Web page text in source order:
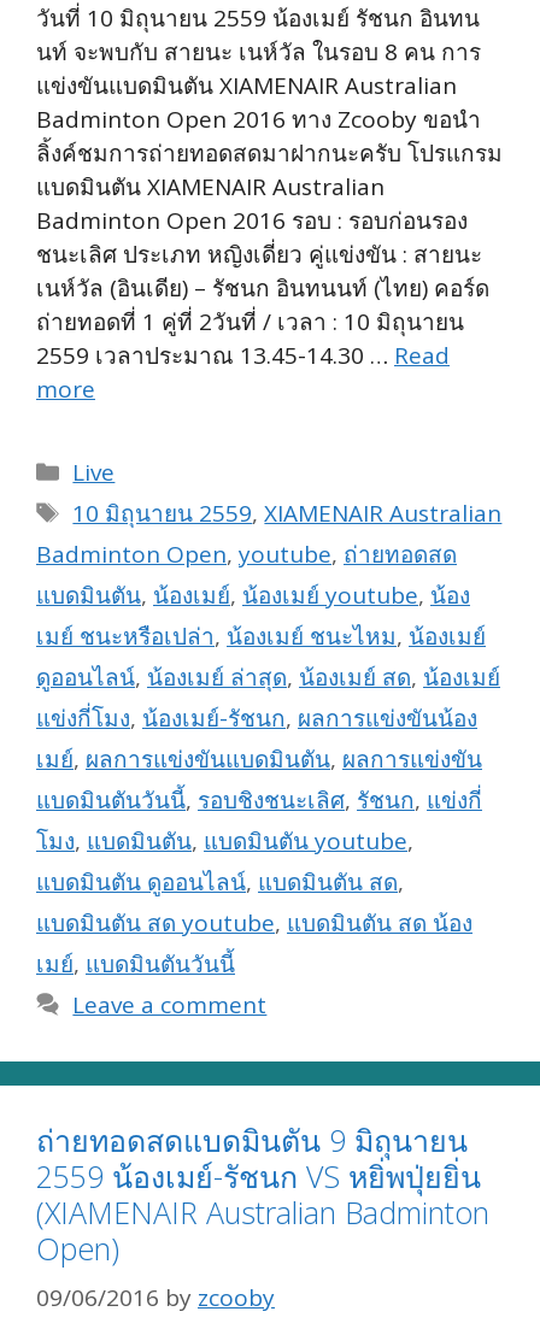
วันที่ 10 มิถุนายน 2559 น้องเมย์ รัชนก อินทน
นท์ จะพบกับ สายนะ เนห์วัล ในรอบ 8 คน การ
แข่งขันแบดมินตัน XIAMENAIR Australian
Badminton Open 2016 ทาง Zcooby ขอนำ
ลิ้งค์ชมการถ่ายทอดสดมาฝากนะครับ โปรแกรม
แบดมินตัน XIAMENAIR Australian
Badminton Open 2016 รอบ : รอบก่อนรอง
ชนะเลิศ ประเภท หญิงเดี่ยว คู่แข่งขัน : สายนะ
เนห์วัล (อินเดีย) – รัชนก อินทนนท์ (ไทย) คอร์ด
ถ่ายทอดที่ 1 คู่ที่ 2วันที่ / เวลา : 10 มิถุนายน
2559 เวลาประมาณ 13.45-14.30 … Read
more
Categories
Live
Tags
10 มิถุนายน 2559,XIAMENAIR Australian
Badminton Open, youtube, ถ่ายทอดสด
แบดมินตัน, น้องเมย์, น้องเมย์ youtube, น้อง
เมย์ ชนะหรือเปล่า, น้องเมย์ ชนะไหม, น้องเมย์
ดูออนไลน์, น้องเมย์ ล่าสุด, น้องเมย์ สด, น้องเมย์
แข่งกี่โมง, น้องเมย์-รัชนก, ผลการแข่งขันน้อง
เมย์, ผลการแข่งขันแบดมินตัน, ผลการแข่งขัน
แบดมินตันวันนี้, รอบชิงชนะเลิศ, รัชนก, แข่งกี่
โมง, แบดมินตัน, แบดมินตัน youtube,
แบดมินตัน ดูออนไลน์, แบดมินตัน สด,
แบดมินตัน สด youtube, แบดมินตัน สด น้อง
เมย์, แบดมินตันวันนี้
Leave a comment
ถ่ายทอดสดแบดมินตัน 9 มิถุนายน
2559 น้องเมย์-รัชนก VS หยิ่พปุ่ยยิ่น
(XIAMENAIR Australian Badminton
Open)
09/06/2016 by zcooby